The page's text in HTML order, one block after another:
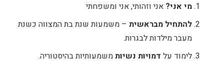
מי אני? אני וזהותי, אני ומשפחתי
להתחיל מבראשית – משמעות שנת בת המצווה כשנת
מעבר מילדות לבגרות.
לימוד על דמויות נשיותמשמעותיות בהיסטוריה.